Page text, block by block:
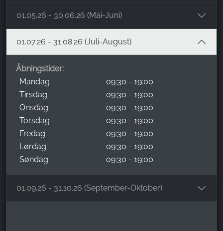
01.05.26 - 30.06.26 (Mai-Juni)
01.07.26 - 31.08.26 (Juli-August)
Åbningstider:
Mandag
09:30 - 19:00
Tirsdag
09:30 - 19:00
Onsdag
09:30 - 19:00
Torsdag
09:30 - 19:00
Fredag
09:30 - 19:00
Lørdag
09:30 - 19:00
Søndag
09:30 - 19:00
01.09.26 - 31.10.26 (September-Oktober)